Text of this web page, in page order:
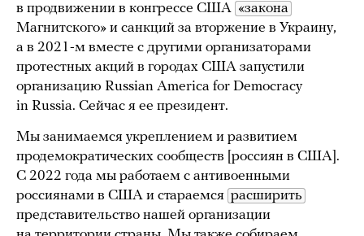
в продвижении в конгрессе США «закона
Магнитского» и санкций за вторжение в Украину,
а в 2021-м вместе с другими организаторами
протестных акций в городах США запустили
организацию Russian America for Democracy
in Russia. Сейчас я ее президент.
Мы занимаемся укреплением и развитием
продемократических сообществ [россиян в США].
С 2022 года мы работаем с антивоенными
россиянами в США и стараемся расширить
представительство нашей организации